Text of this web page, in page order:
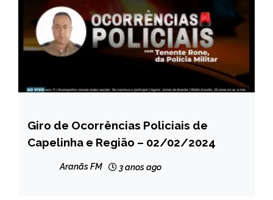
CAPELINHA
MINAS
Giro de Ocorrências Policiais de
Capelinha e Região – 02/02/2024
Aranãs FM 3 anos ago